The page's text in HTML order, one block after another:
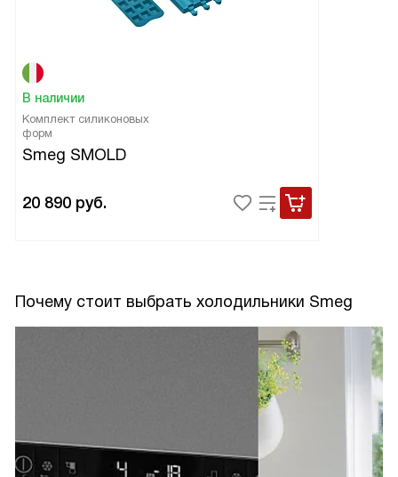
В наличии
Комплект силиконовых
форм
Smeg SMOLD
20 890 руб.
Почему стоит выбрать холодильники Smeg